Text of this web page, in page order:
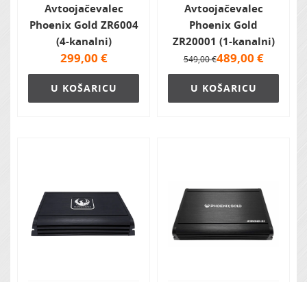
Avtoojačevalec
Phoenix Gold ZR6004
(4-kanalni)
299,00 €
U KOŠARICU
Avtoojačevalec
Phoenix Gold
ZR20001 (1-kanalni)
549,00 €489,00 €
U KOŠARICU